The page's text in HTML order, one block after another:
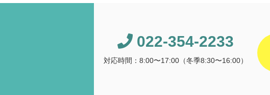
022-354-2233
対応時間：8:00〜17:00（冬季8:30〜16:00）